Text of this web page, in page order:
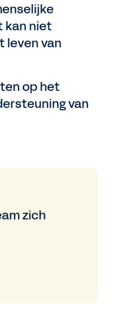
kan niet
leven van
op het
van
zich